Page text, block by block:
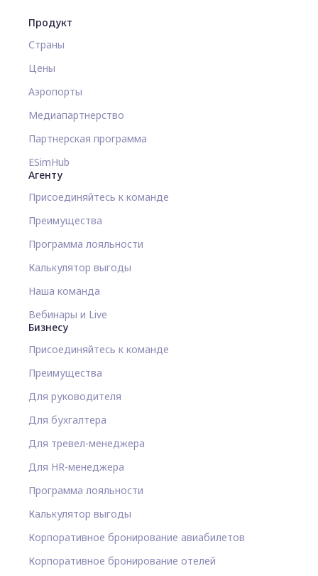
Продукт
Страны
Цены
Аэропорты
Медиапартнерство
Партнерская программа
ESimHub
Агенту
Присоединяйтесь к команде
Преимущества
Программа лояльности
Калькулятор выгоды
Наша команда
Вебинары и Live
Бизнесу
Присоединяйтесь к команде
Преимущества
Для руководителя
Для бухгалтера
Для тревел-менеджера
Для HR-менеджера
Программа лояльности
Калькулятор выгоды
Корпоративное бронирование авиабилетов
Корпоративное бронирование отелей